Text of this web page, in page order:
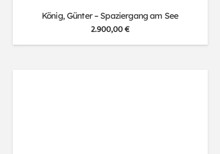
König, Günter – Spaziergang am See
2.900,00€